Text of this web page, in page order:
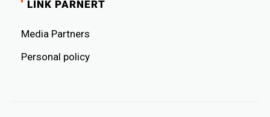
LINK PARNERT
Media Partners
Personal policy